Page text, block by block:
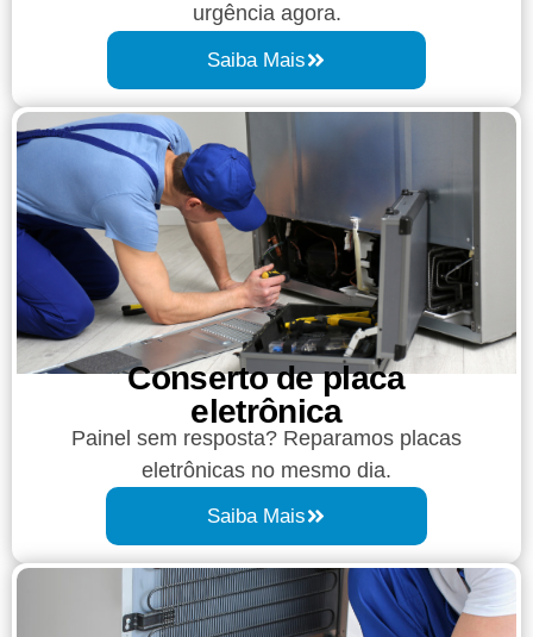
urgência agora.
Saiba Mais
Conserto de placa
eletrônica
Painel sem resposta? Reparamos placas
eletrônicas no mesmo dia.
Saiba Mais